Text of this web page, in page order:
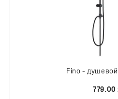
Fino - душевой
779.00